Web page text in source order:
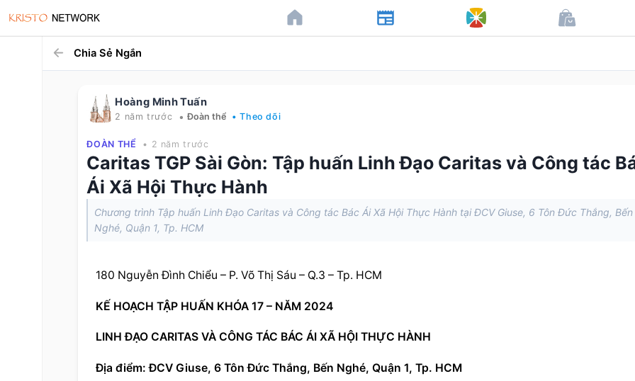
Chia Sẻ Ngắn
Hoàng Minh Tuấn
2 năm trước • Đoàn thể • Theo dõi
ĐOÀN THỂ • 2 năm trước
Caritas TGP Sài Gòn: Tập huấn Linh Đạo Caritas và Công tác
Ái Xã Hội Thực Hành
Chương trình Tập huấn Linh Đạo Caritas và Công tác Bác Ái Xã Hội Thực Hành tại ĐCV Giuse, 6 Tôn Đức Thắng, Bến
Nghé, Quận 1, Tp. HCM
180 Nguyễn Đình Chiểu – P. Võ Thị Sáu – Q.3 – Tp. HCM
KẾ HOẠCH TẬP HUẤN KHÓA 17 – NĂM 2024
LINH ĐẠO CARITAS VÀ CÔNG TÁC BÁC ÁI XÃ HỘI THỰC HÀNH
Địa điểm: ĐCV Giuse, 6 Tôn Đức Thắng, Bến Nghé, Quận 1, Tp. HCM